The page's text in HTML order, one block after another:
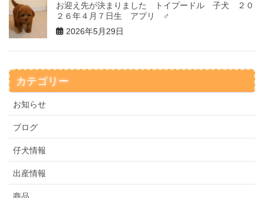
お迎え先が決まりました トイプードル 子犬 ２０
２６年４月７日生 アプリ ♂
2026年5月29日
カテゴリー
お知らせ
ブログ
仔犬情報
出産情報